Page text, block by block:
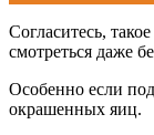
Согласитесь,
смотреться даже
Особенно если
окрашенных яиц.